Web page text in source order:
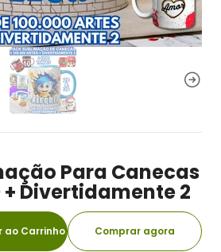
Para Canecas
+ Divertidamente 2
ao Carrinho Comprar agora